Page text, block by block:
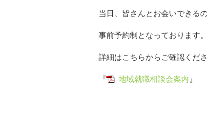
当日、皆さんとお会いできる
事前予約制となっております。
詳細はこちらからご確認くださ
『 地域就職相談会案内 』